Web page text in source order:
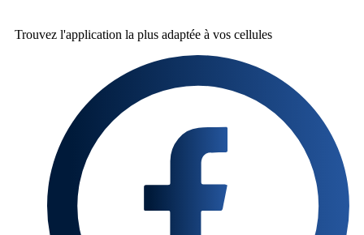
Trouvez l'application la plus adaptée à vos cellules